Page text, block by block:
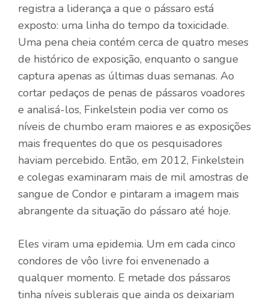
registra a liderança a que o pássaro está
exposto: uma linha do tempo da toxicidade.
Uma pena cheia contém cerca de quatro meses
de histórico de exposição, enquanto o sangue
captura apenas as últimas duas semanas. Ao
cortar pedaços de penas de pássaros voadores
e analisá-los, Finkelstein podia ver como os
níveis de chumbo eram maiores e as exposições
mais frequentes do que os pesquisadores
haviam percebido. Então, em 2012, Finkelstein
e colegas examinaram mais de mil amostras de
sangue de Condor e pintaram a imagem mais
abrangente da situação do pássaro até hoje.
Eles viram uma epidemia. Um em cada cinco
condores de vôo livre foi envenenado a
qualquer momento. E metade dos pássaros
tinha níveis sublerais que ainda os deixariam